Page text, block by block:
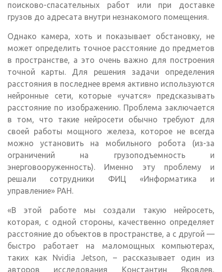
поисково-спасательных работ или при доставке
грузов до адресата внутри незнакомого помещения.
Однако камера, хоть и показывает обстановку, не
может определить точное расстояние до предметов
в пространстве, а это очень важно для построения
точной карты. Для решения задачи определения
расстояния в последнее время активно используются
нейронные сети, которые «учатся» предсказывать
расстояние по изображению. Проблема заключается
в том, что такие нейросети обычно требуют для
своей работы мощного железа, которое не всегда
можно установить на мобильного робота (из-за
ограничений на грузоподъемность и
энерговооруженность). Именно эту проблему и
решали сотрудники ФИЦ «Информатика и
управление» РАН.
«В этой работе мы создали такую нейросеть,
которая, с одной стороны, качественно определяет
расстояние до объектов в пространстве, а с другой —
быстро работает на маломощных компьютерах,
таких как Nvidia Jetson, – рассказывает один из
авторов исследования Константин Яковлев,